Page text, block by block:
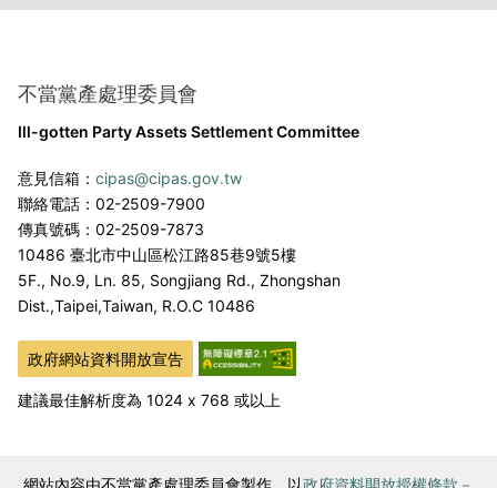
不當黨產處理委員會
Ill-gotten Party Assets Settlement Committee
意見信箱： cipas@cipas.gov.tw
聯絡電話：02-2509-7900
傳真號碼：02-2509-7873
10486 臺北市中山區松江路85巷9號5樓
5F., No.9, Ln. 85, Songjiang Rd., Zhongshan
Dist.,Taipei,Taiwan, R.O.C 10486
政府網站資料開放宣告
建議最佳解析度為 1024 x 768 或以上
網站內容由不當黨產處理委員會製作，以政府資料開放授權條款－